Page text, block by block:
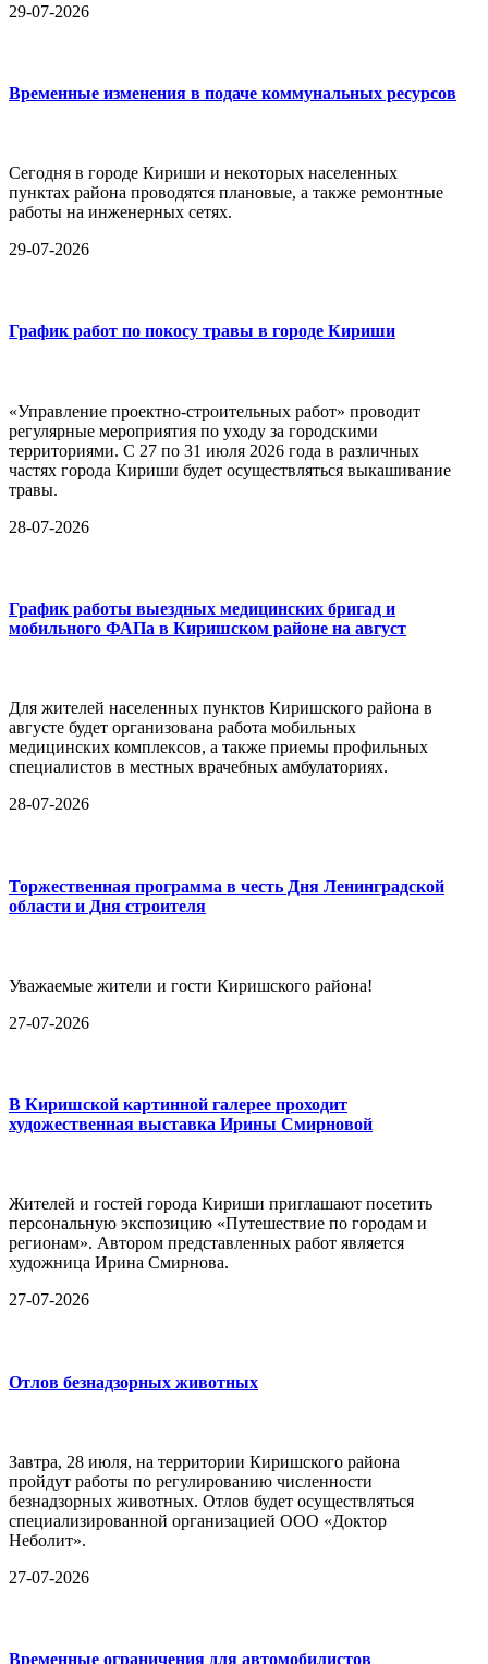
29-07-2026
Временные изменения в подаче коммунальных ресурсов
Сегодня в городе Кириши и некоторых населенных
пунктах района проводятся плановые, а также ремонтные
работы на инженерных сетях.
29-07-2026
График работ по покосу травы в городе Кириши
«Управление проектно-строительных работ» проводит
регулярные мероприятия по уходу за городскими
территориями. С 27 по 31 июля 2026 года в различных
частях города Кириши будет осуществляться выкашивание
травы.
28-07-2026
График работы выездных медицинских бригад и
мобильного ФАПа в Киришском районе на август
Для жителей населенных пунктов Киришского района в
августе будет организована работа мобильных
медицинских комплексов, а также приемы профильных
специалистов в местных врачебных амбулаториях.
28-07-2026
Торжественная программа в честь Дня Ленинградской
области и Дня строителя
Уважаемые жители и гости Киришского района!
27-07-2026
В Киришской картинной галерее проходит
художественная выставка Ирины Смирновой
Жителей и гостей города Кириши приглашают посетить
персональную экспозицию «Путешествие по городам и
регионам». Автором представленных работ является
художница Ирина Смирнова.
27-07-2026
Отлов безнадзорных животных
Завтра, 28 июля, на территории Киришского района
пройдут работы по регулированию численности
безнадзорных животных. Отлов будет осуществляться
специализированной организацией ООО «Доктор
Неболит».
27-07-2026
Временные ограничения для автомобилистов